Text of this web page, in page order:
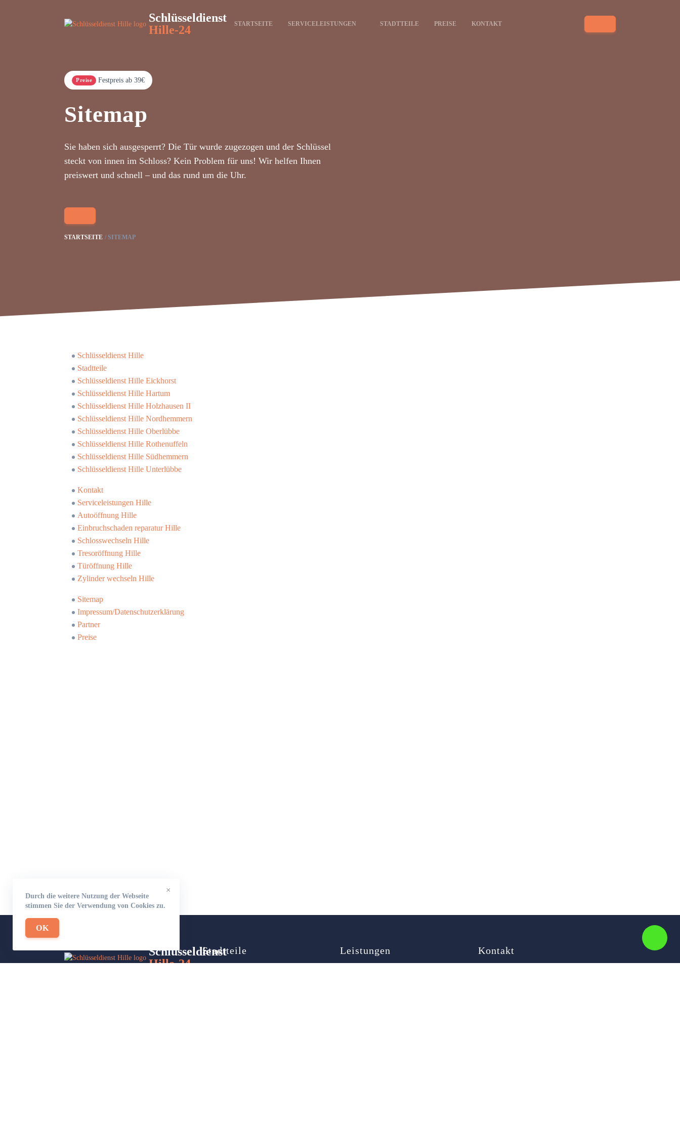
Schlüsseldienst
Hille-24
STARTSEITE SERVICELEISTUNGEN STADTTEILE PREISE KONTAKT
Preise Festpreis ab 39€
Sitemap
Sie haben sich ausgesperrt? Die Tür wurde zugezogen und der Schlüssel
steckt von innen im Schloss? Kein Problem für uns! Wir helfen Ihnen
preiswert und schnell – und das rund um die Uhr.
STARTSEITE SITEMAP
Schlüsseldienst Hille
Stadtteile
Schlüsseldienst Hille Eickhorst
Schlüsseldienst Hille Hartum
Schlüsseldienst Hille Holzhausen II
Schlüsseldienst Hille Nordhemmern
Schlüsseldienst Hille Oberlübbe
Schlüsseldienst Hille Rothenuffeln
Schlüsseldienst Hille Südhemmern
Schlüsseldienst Hille Unterlübbe
Kontakt
Serviceleistungen Hille
Autoöffnung Hille
Einbruchschaden reparatur Hille
Schlosswechseln Hille
Tresoröffnung Hille
Türöffnung Hille
Zylinder wechseln Hille
Sitemap
Impressum/Datenschutzerklärung
Partner
Preise
×
Durch die weitere Nutzung der Webseite
stimmen Sie der Verwendung von Cookies zu.
OK
Schlüsseldienst
Hille-24
Stadtteile Leistungen Kontakt